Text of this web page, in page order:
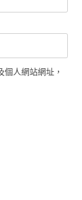
人網站網址，